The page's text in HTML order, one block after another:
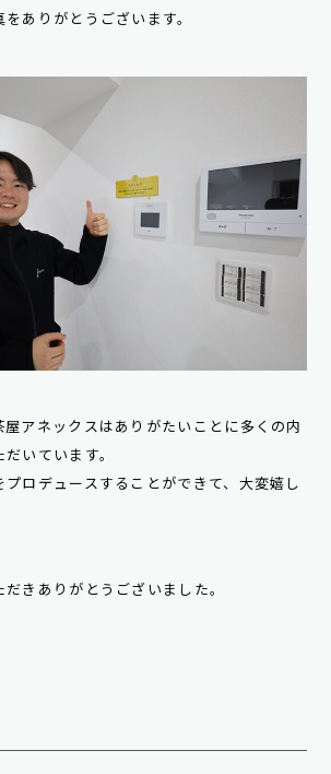
ありがとうございます。
屋アネックスはありがたいことに多くの内
いています。
プロデュースすることができて、大変嬉し
きありがとうございました。